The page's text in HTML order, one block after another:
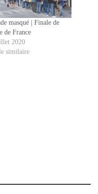
masqué | Finale de
de France
2020
similaire